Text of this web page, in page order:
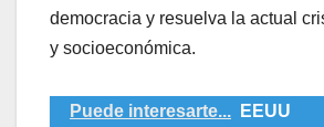
democracia y resuelva la actual
y socioeconómica.
Puede interesarte...
EEUU